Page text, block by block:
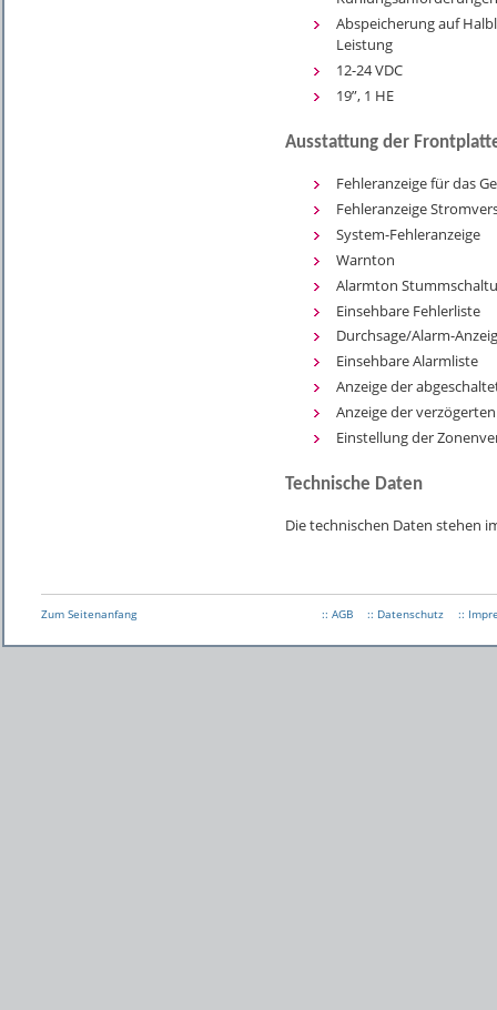
Abspeicherung auf
Leistung
12-24 VDC
19”, 1 HE
Ausstattung der
Fehleranzeige für das
Fehleranzeige
System-Fehleranzeige
Warnton
Alarmton
Einsehbare Fehlerliste
Durchsage/Alarm-
Einsehbare Alarmliste
Anzeige der
Anzeige der
Einstellung der
Technische Daten
Die technischen Daten stehen
Zum Seitenanfang :: AGB :: Datenschutz ::